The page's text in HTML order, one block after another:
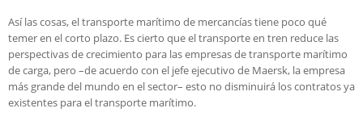
Así las cosas, el transporte marítimo de mercancías tiene poco qué
temer en el corto plazo. Es cierto que el transporte en tren reduce las
perspectivas de crecimiento para las empresas de transporte marítimo
de carga, pero –de acuerdo con el jefe ejecutivo de Maersk, la empresa
más grande del mundo en el sector– esto no disminuirá los contratos ya
existentes para el transporte marítimo.